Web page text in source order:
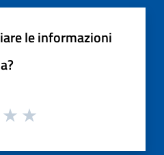
le informazioni